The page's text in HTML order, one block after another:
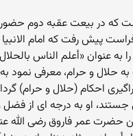
که در بیعت عقبه دوم
فراست پیش رفت که امام
عنوان «أعلم الناس بالحلال
حلال و حرام، معرفی نمود
احکام (حلال و حرام)
جستند، او به درجه ای از
حضرت عمر فاروق رضی